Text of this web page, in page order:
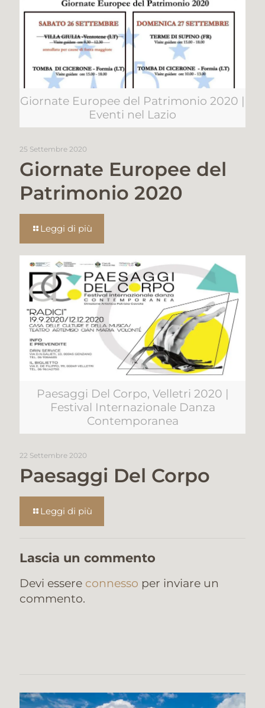
Giornate Europee del Patrimonio 2020 |
Eventi nel Lazio
25 Settembre 2020
Giornate Europee del
Patrimonio 2020
Leggi di più
Paesaggi Del Corpo, Velletri 2020 |
Festival Internazionale Danza
Contemporanea
22 Settembre 2020
Paesaggi Del Corpo
Leggi di più
Lascia un commento
Devi essere connesso per inviare un
commento.